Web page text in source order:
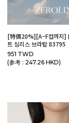
[特價20%][A~F컵까지]
트 심리스 브라탑 83795
951 TWD
(参考 : 247.26 HKD)